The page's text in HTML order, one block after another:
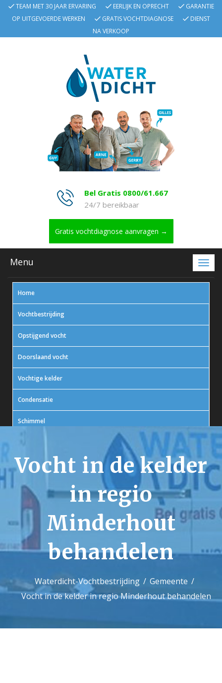
TEAM MET 30 JAAR ERVARING EERLIJK EN OPRECHT
GARANTIE
OP UITGEVOERDE WERKEN
GRATIS VOCHTDIAGNOSE
DIENST
NA VERKOOP
Bel Gratis 0800/61.667
24/7 bereikbaar
Gratis vochtdiagnose aanvragen →
Menu
Home
Vochtbestrijding
Opstijgend vocht
Doorslaand vocht
Vochtige kelder
Condensatie
Schimmel
Contact
Vocht in de kelder
in regio
Minderhout
behandelen
Waterdicht-Vochtbestrijding
Gemeente
Vocht in de kelder in regio Minderhout behandelen